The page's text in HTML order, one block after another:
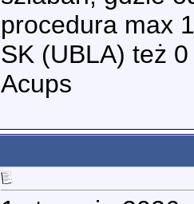
procedura max
SK (UBLA) też
Acups